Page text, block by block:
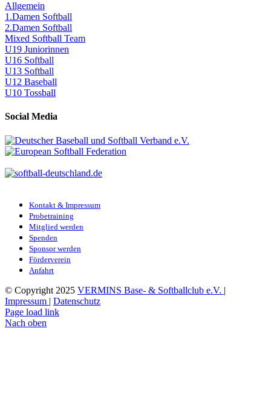
Allgemein
1.Damen Softball
2.Damen Softball
Mixed Softball Team
U19 Juniorinnen
U16 Softball
U13 Softball
U12 Baseball
U10 Tossball
Social Media
Kontakt & Impressum
Probetraining
Mitglied werden
Spenden
Sponsor werden
Förderverein
Anfahrt
© Copyright 2025 VERMINS Base- & Softballclub e.V. |
Impressum | Datenschutz
Page load link
Nach oben